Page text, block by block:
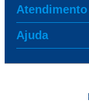
Atendimento
Ajuda